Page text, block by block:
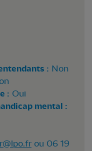
: Non
: Oui
mental :
ou 06 19